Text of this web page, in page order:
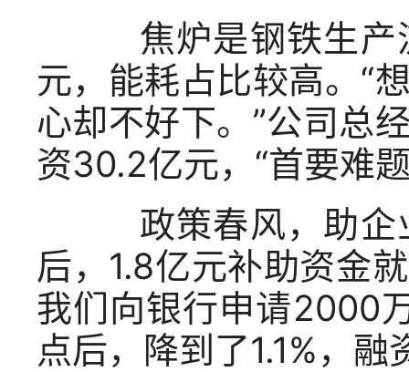
焦炉是钢铁生产
元，能耗占比较高。“
心却不好下。”公司总
资30.2亿元，“首要难
政策春风，助企
后，1.8亿元补助资金
我们向银行申请2000
点后，降到了1.1%，